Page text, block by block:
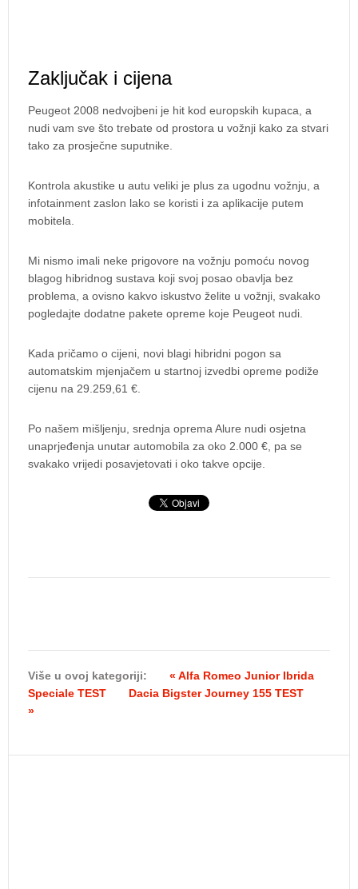
Zaključak i cijena
Peugeot 2008 nedvojbeni je hit kod europskih kupaca, a
nudi vam sve što trebate od prostora u vožnji kako za stvari
tako za prosječne suputnike.
Kontrola akustike u autu veliki je plus za ugodnu vožnju, a
infotainment zaslon lako se koristi i za aplikacije putem
mobitela.
Mi nismo imali neke prigovore na vožnju pomoću novog
blagog hibridnog sustava koji svoj posao obavlja bez
problema, a ovisno kakvo iskustvo želite u vožnji, svakako
pogledajte dodatne pakete opreme koje Peugeot nudi.
Kada pričamo o cijeni, novi blagi hibridni pogon sa
automatskim mjenjačem u startnoj izvedbi opreme podiže
cijenu na 29.259,61 €.
Po našem mišljenju, srednja oprema Alure nudi osjetna
unaprjeđenja unutar automobila za oko 2.000 €, pa se
svakako vrijedi posavjetovati i oko takve opcije.
Više u ovoj kategoriji:
« Alfa Romeo Junior Ibrida
Speciale TEST
Dacia Bigster Journey 155 TEST
»